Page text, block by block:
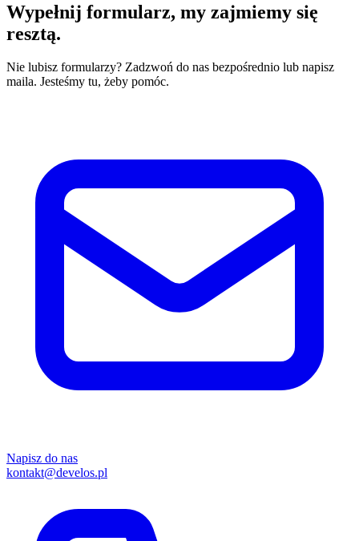
Wypełnij formularz, my zajmiemy się
resztą.
Nie lubisz formularzy? Zadzwoń do nas bezpośrednio lub napisz
maila. Jesteśmy tu, żeby pomóc.
Napisz do nas
kontakt@develos.pl